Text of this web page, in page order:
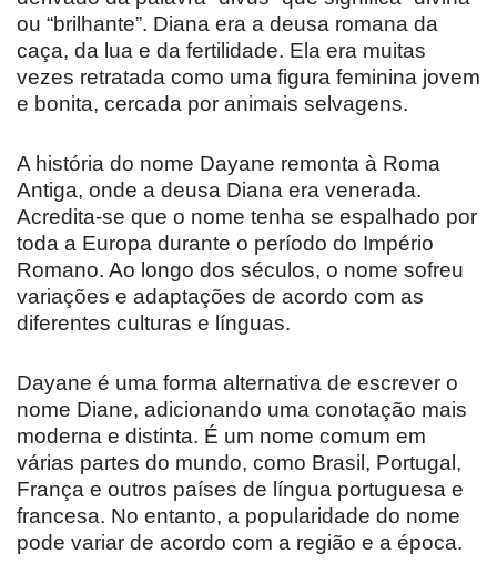
ou “brilhante”. Diana era a deusa romana da
caça, da lua e da fertilidade. Ela era muitas
vezes retratada como uma figura feminina jovem
e bonita, cercada por animais selvagens.
A história do nome Dayane remonta à Roma
Antiga, onde a deusa Diana era venerada.
Acredita-se que o nome tenha se espalhado por
toda a Europa durante o período do Império
Romano. Ao longo dos séculos, o nome sofreu
variações e adaptações de acordo com as
diferentes culturas e línguas.
Dayane é uma forma alternativa de escrever o
nome Diane, adicionando uma conotação mais
moderna e distinta. É um nome comum em
várias partes do mundo, como Brasil, Portugal,
França e outros países de língua portuguesa e
francesa. No entanto, a popularidade do nome
pode variar de acordo com a região e a época.